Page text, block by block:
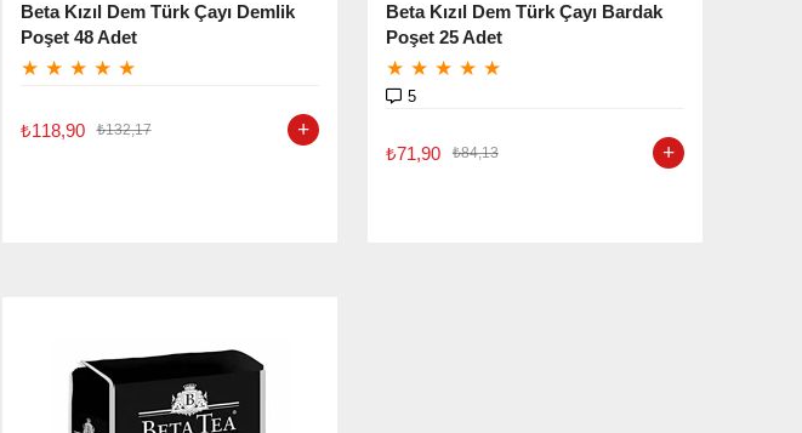
Beta Kızıl Dem Türk Çayı Demlik
Poşet 48 Adet
★ ★ ★ ★ ★
₺118,90 ₺132,17
Beta Kızıl Dem Türk Çayı Bardak
Poşet 25 Adet
★ ★ ★ ★ ★
5
₺71,90 ₺84,13